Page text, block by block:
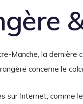
Manche, la dernière
concerne le
sur Internet, comme